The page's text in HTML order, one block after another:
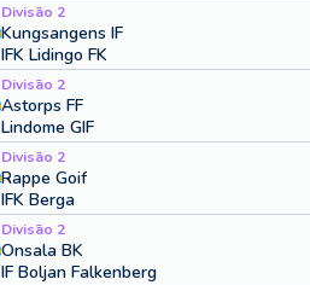
Divisão 2
Kungsangens IF
IFK Lidingo FK
Divisão 2
Astorps FF
Lindome GIF
Divisão 2
Rappe Goif
IFK Berga
Divisão 2
Onsala BK
IF Boljan Falkenberg